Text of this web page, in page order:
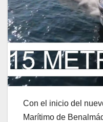
Con el inicio del
Marítimo de